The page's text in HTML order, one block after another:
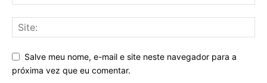
Salve meu nome, e-mail e site neste navegador para a
próxima vez que eu comentar.